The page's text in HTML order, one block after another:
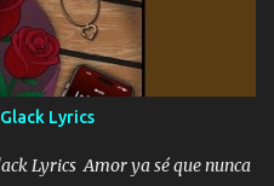
Choritas también Música
un M2 que nunca me ha
fuerte abrazo también al
los mejores antros me verán
botellas destapando siempre
que me conocen ya saben de
Lyrics
Lyrics Amor ya sé que nunca